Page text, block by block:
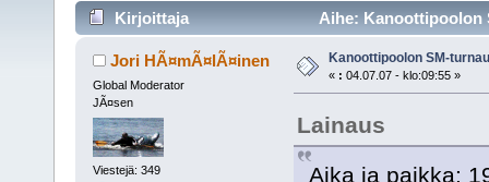
Kirjoittaja Aihe: Kanoottipoolon
Jori HÃ¤mÃ¤lÃ¤inen
Global Moderator
JÃ¤sen
Viestejä: 349
Kanoottipoolon SM-
« : 04.07.07 - klo:09:55 »
Lainaus
Aika ja paikka: